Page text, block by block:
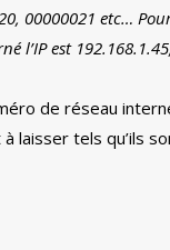
00000021 etc…
l’IP est
de réseau
laisser tels qu’ils